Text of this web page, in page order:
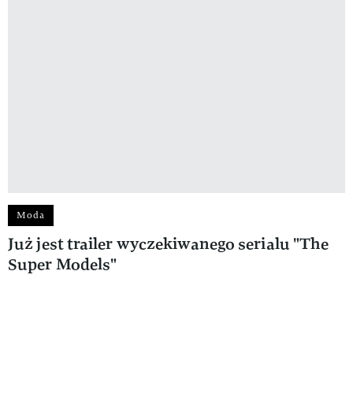
Moda
Już jest trailer wyczekiwanego serialu "The
Super Models"